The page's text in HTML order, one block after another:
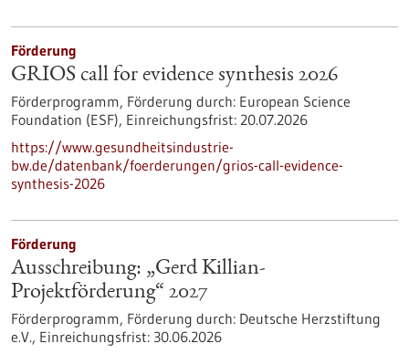
Förderung
GRIOS call for evidence synthesis 2026
Förderprogramm, Förderung durch: European Science
Foundation (ESF), Einreichungsfrist: 20.07.2026
https://www.gesundheitsindustrie-
bw.de/datenbank/foerderungen/grios-call-evidence-
synthesis-2026
Förderung
Ausschreibung: „Gerd Killian-
Projektförderung“ 2027
Förderprogramm, Förderung durch: Deutsche Herzstiftung
e.V., Einreichungsfrist: 30.06.2026